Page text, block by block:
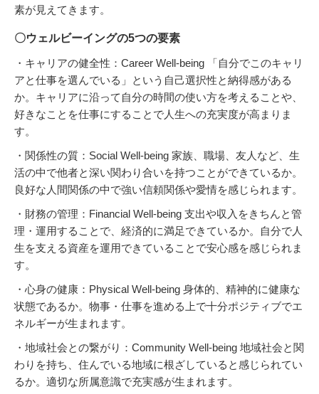
素が見えてきます。
〇ウェルビーイングの5つの要素
・キャリアの健全性：Career Well-being 「自分でこのキャリ
アと仕事を選んでいる」という自己選択性と納得感がある
か。キャリアに沿って自分の時間の使い方を考えることや、
好きなことを仕事にすることで人生への充実度が高まりま
す。
・関係性の質：Social Well-being 家族、職場、友人など、生
活の中で他者と深い関わり合いを持つことができているか。
良好な人間関係の中で強い信頼関係や愛情を感じられます。
・財務の管理：Financial Well-being 支出や収入をきちんと管
理・運用することで、経済的に満足できているか。自分で人
生を支える資産を運用できていることで安心感を感じられま
す。
・心身の健康：Physical Well-being 身体的、精神的に健康な
状態であるか。物事・仕事を進める上で十分ポジティブでエ
ネルギーが生まれます。
・地域社会との繋がり：Community Well-being 地域社会と関
わりを持ち、住んでいる地域に根ざしていると感じられてい
るか。適切な所属意識で充実感が生まれます。